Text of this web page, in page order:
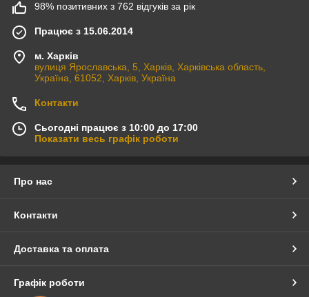
98% позитивних з 762 відгуків за рік
Працює з 15.06.2014
м. Харків
вулиця Ярославська, 5, Харків, Харківська область,
Україна, 61052, Харків, Україна
Контакти
Сьогодні працює з 10:00 до 17:00
Показати весь графік роботи
Про нас
Контакти
Доставка та оплата
Графік роботи